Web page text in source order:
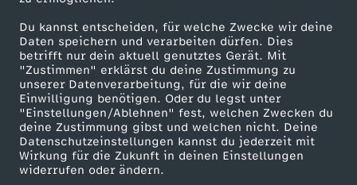
Du kannst entscheiden, für welche Zwecke wir deine
Daten speichern und verarbeiten dürfen. Dies
betrifft nur dein aktuell genutztes Gerät. Mit
"Zustimmen" erklärst du deine Zustimmung zu
unserer Datenverarbeitung, für die wir deine
Einwilligung benötigen. Oder du legst unter
"Einstellungen/Ablehnen" fest, welchen Zwecken du
deine Zustimmung gibst und welchen nicht. Deine
Datenschutzeinstellungen kannst du jederzeit mit
Wirkung für die Zukunft in deinen Einstellungen
widerrufen oder ändern.
ZDF goes Schule
Werbefernsehen
Mainzelmännchen